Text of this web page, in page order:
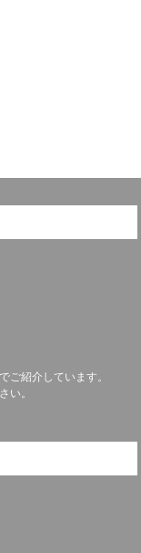
でご紹介しています。
い。